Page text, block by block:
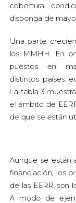
cobertura
disponga de
Una parte
los MMHH. En
puestos en
distintos países
La tabla 3
el ámbito de
de que se están
Aunque se están
financiación, los
de las EERR, son
A modo de